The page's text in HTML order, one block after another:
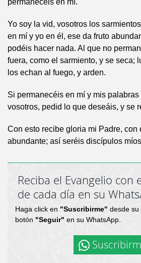
permanecéis en mí.
Yo soy la vid, vosotros los
en mí y yo en él, ese da fruto
podéis hacer nada. Al que no
fuera, como el sarmiento, y se seca;
los echan al fuego, y arden.
Si permanecéis en mí y mis
vosotros, pedid lo que deseáis, y se
Con esto recibe gloria mi Padre, con
abundante; así seréis discípulos
Reciba el Evangelio con
de cada día en su
Haga click en "Suscribirme" desde su
botón "Seguir" en su WhatsApp.